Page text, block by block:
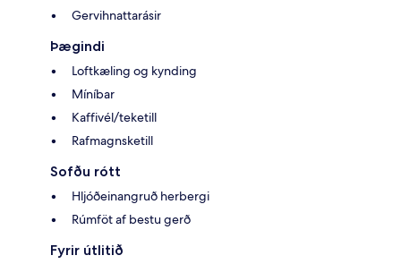
Gervihnattarásir
Þægindi
Loftkæling og kynding
Míníbar
Kaffivél/teketill
Rafmagnsketill
Sofðu rótt
Hljóðeinangruð herbergi
Rúmföt af bestu gerð
Fyrir útlitið